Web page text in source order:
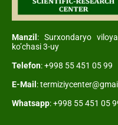
Manzil : Surxondaryo
ko’chasi 3-uy
Telefon: +998 55 451 05 99
E-Mail :
Whatsapp: +998 55 451 05